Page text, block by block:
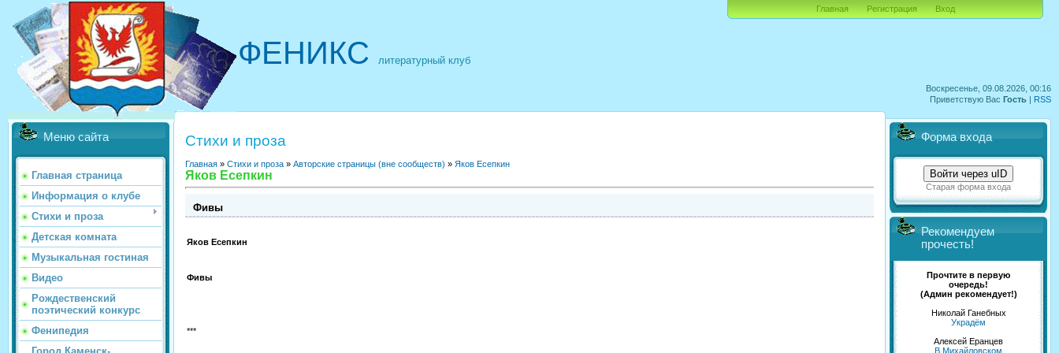
Воскресенье, 09.08.2026, 00:16
Приветствую Вас Гость | RSS
ФЕНИКС литературный клуб
Главная Регистрация Вход
Меню сайта
Главная страница
Информация о клубе
Стихи и проза
Детская комната
Музыкальная гостиная
Видео
Рождественский
поэтический конкурс
Фенипедия
Стихи и проза
Главная » Стихи и проза » Авторские страницы (вне сообществ) » Яков Есепкин
Яков Есепкин
Фивы
Яков Есепкин
Фивы
***
Форма входа
Войти через uID
Старая форма входа
Рекомендуем
прочесть!
Прочтите в первую
очередь!
(Админ рекомендует!)
Николай Ганебных
Украдём
Алексей Еранцев
В Михайловском